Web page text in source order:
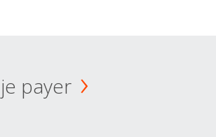
payer